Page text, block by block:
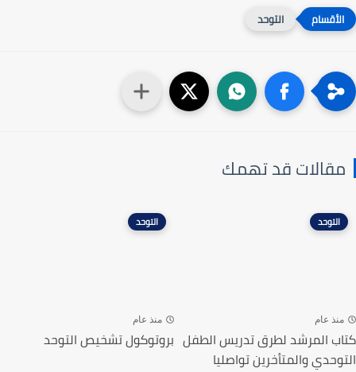
التوحد
مقالات قد تهمك
التوحد
منذ عام
كتاب المرشد لطرق تدريس الطفل
التوحدي والمتأخرين تواصليا
التوحد
منذ عام
بروتوكول تشخيص التوحد